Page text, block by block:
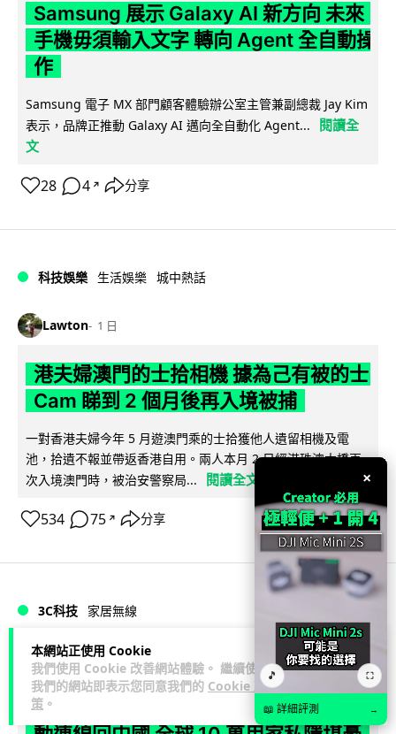
本網站正使用 Cookie
我們使用 Cookie 改善網站體驗。 繼續使用
我們的網站即表示您同意我們的 Cookie 政
策 。
Samsung 展示 Galaxy AI 新方向 未來
手機毋須輸入文字 轉向 Agent 全自動操
作
Samsung 電子 MX 部門顧客體驗辦公室主管兼副總裁 Jay Kim
表示，品牌正推動 Galaxy AI 邁向全自動化 Agent...
閱讀全
文
28 4 ↗ 分享
科技娛樂 生活娛樂 城中熱話
Lawton 1 日
港夫婦澳門的士拾相機 據為己有被的士
Cam 睇到 2 個月後再入境被捕
一對香港夫婦今年 5 月遊澳門乘的士拾獲他人遺留相機及電
池，拾遺不報並帶返香港自用。兩人本月 2 日經港珠澳大橋再
次入境澳門時，被治安警察局...
閱讀全文
534 75 ↗ 分享
3C科技 家居無線
Vin 1 日
逾 20 款平價路由器爆後門 每 35 秒自
×
🎵 ⛶
📖 詳細評測 →